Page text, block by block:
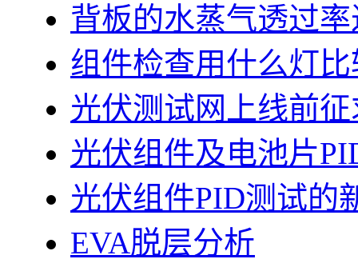
背板的水蒸气透过
组件检查用什么灯
光伏测试网上线前
光伏组件及电池片
光伏组件PID测试的
EVA脱层分析